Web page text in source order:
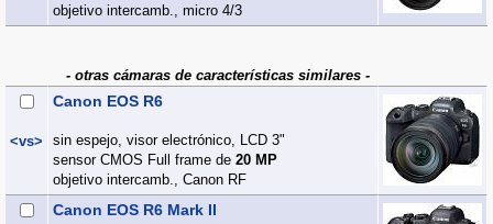
objetivo intercamb., micro 4/3
- otras cámaras de características similares -
<vs>
Canon EOS R6
sin espejo, visor electrónico, LCD 3"
sensor CMOS Full frame de 20 MP
objetivo intercamb., Canon RF
Canon EOS R6 Mark II